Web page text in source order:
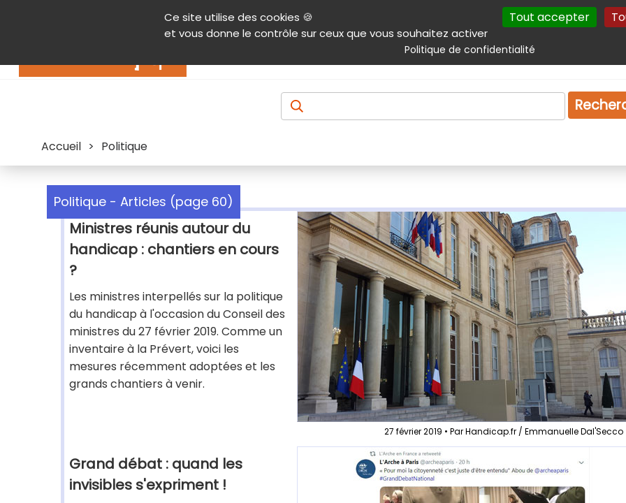
Ce site utilise des cookies 🍪
et vous donne le contrôle sur ceux que vous souhaitez activer
Tout accepter
Politique de confidentialité
Contenu Aide et accessibilité Menu principal Autres services Plan du site
Produits & services Emploi Droit
Accueil > Politique
Politique - Articles (page 60)
Ministres réunis autour du
handicap : chantiers en cours
?
Les ministres interpellés sur la politique
du handicap à l'occasion du Conseil des
ministres du 27 février 2019. Comme un
inventaire à la Prévert, voici les
mesures récemment adoptées et les
grands chantiers à venir.
27 février 2019 • Par Handicap.fr / Emmanuelle Dal'Secco
Grand débat : quand les
invisibles s'expriment !